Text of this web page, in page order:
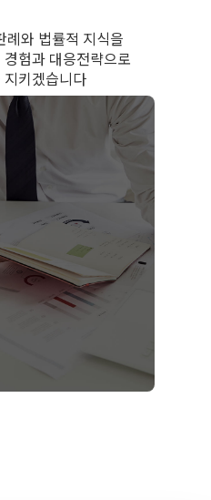
례와 법률적 지식을
험과 대응전략으로
키겠습니다